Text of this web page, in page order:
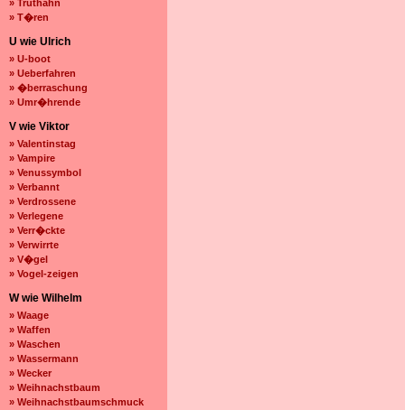
» Truthahn
» T�ren
U wie Ulrich
» U-boot
» Ueberfahren
» �berraschung
» Umr�hrende
V wie Viktor
» Valentinstag
» Vampire
» Venussymbol
» Verbannt
» Verdrossene
» Verlegene
» Verr�ckte
» Verwirrte
» V�gel
» Vogel-zeigen
W wie Wilhelm
» Waage
» Waffen
» Waschen
» Wassermann
» Wecker
» Weihnachstbaum
» Weihnachstbaumschmuck